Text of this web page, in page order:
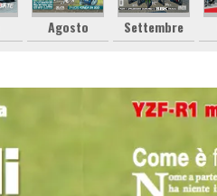
Agosto Settembre